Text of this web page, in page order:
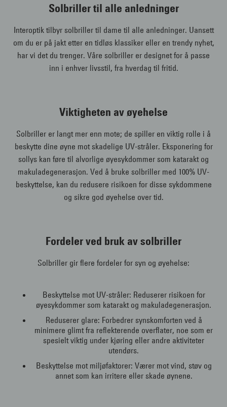
Solbriller til alle anledninger
Interoptik tilbyr solbriller til dame til alle anledninger. Uansett
om du er på jakt etter en tidløs klassiker eller en trendy nyhet,
har vi det du trenger. Våre solbriller er designet for å passe
inn i enhver livsstil, fra hverdag til fritid.
Viktigheten av øyehelse
Solbriller er langt mer enn mote; de spiller en viktig rolle i å
beskytte dine øyne mot skadelige UV-stråler. Eksponering for
sollys kan føre til alvorlige øyesykdommer som katarakt og
makuladegenerasjon. Ved å bruke solbriller med 100% UV-
beskyttelse, kan du redusere risikoen for disse sykdommene
og sikre god øyehelse over tid.
Fordeler ved bruk av solbriller
Solbriller gir flere fordeler for syn og øyehelse:
Beskyttelse mot UV-stråler: Reduserer risikoen for
øyesykdommer som katarakt og makuladegenerasjon.
Reduserer glare: Forbedrer synskomforten ved å
minimere glimt fra reflekterende overflater, noe som er
spesielt viktig under kjøring eller andre aktiviteter
utendørs.
Beskyttelse mot miljøfaktorer: Værer mot vind, støv og
annet som kan irritere eller skade øynene.